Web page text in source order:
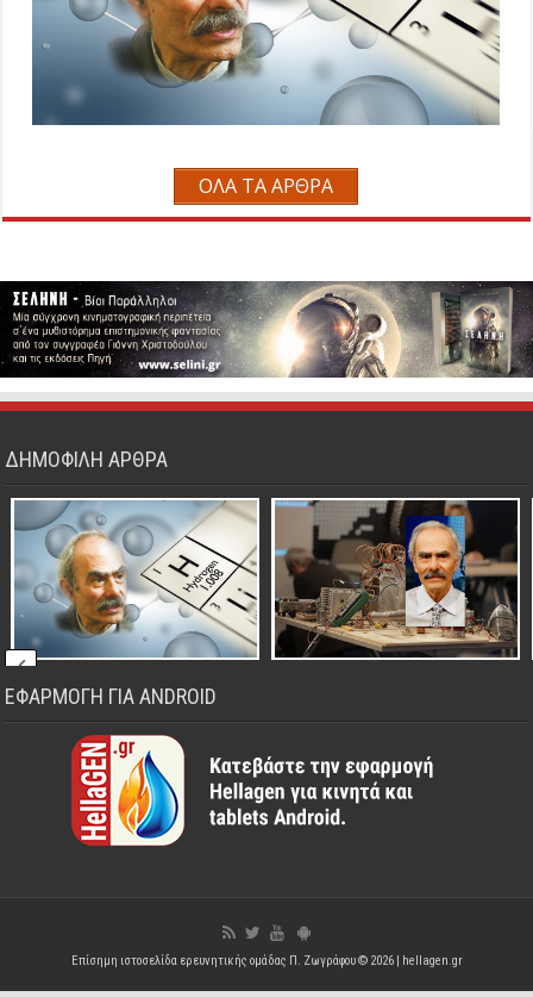
ΟΛΑ ΤΑ ΑΡΘΡΑ
ΔΗΜΟΦΙΛΗ ΑΡΘΡΑ
ΕΦΑΡΜΟΓΗ ΓΙΑ ANDROID
Επίσημη ιστοσελίδα ερευνητικής ομάδας Π. Ζωγράφου © 2026 | hellagen.gr